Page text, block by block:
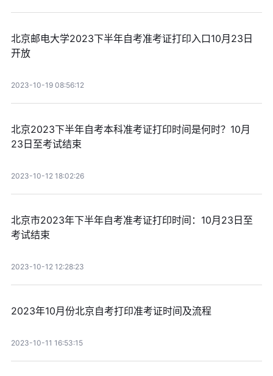
北京邮电大学2023下半年自考准考证打印入口10月23日
开放
2023-10-19 08:56:12
北京2023下半年自考本科准考证打印时间是何时？10月
23日至考试结束
2023-10-12 18:02:26
北京市2023年下半年自考准考证打印时间：10月23日至
考试结束
2023-10-12 12:28:23
2023年10月份北京自考打印准考证时间及流程
2023-10-11 16:53:15